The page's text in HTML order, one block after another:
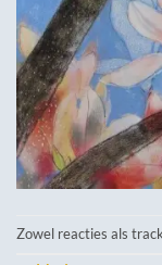
Zowel reacties als